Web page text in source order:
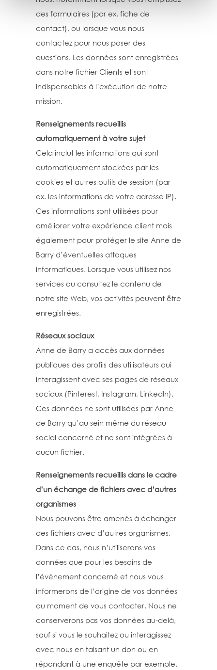
des formulaires (par ex. fiche de
contact), ou lorsque vous nous
contactez pour nous poser des
questions. Les données sont enregistrées
dans notre fichier Clients et sont
indispensables à l’exécution de notre
mission.
Renseignements recueillis
automatiquement à votre sujet
Cela inclut les informations qui sont
automatiquement stockées par les
cookies et autres outils de session (par
ex. les informations de votre adresse IP).
Ces informations sont utilisées pour
améliorer votre expérience client mais
également pour protéger le site Anne de
Barry d’éventuelles attaques
informatiques. Lorsque vous utilisez nos
services ou consultez le contenu de
notre site Web, vos activités peuvent être
enregistrées.
Réseaux sociaux
Anne de Barry a accès aux données
publiques des profils des utilisateurs qui
interagissent avec ses pages de réseaux
sociaux (Pinterest, Instagram, LinkedIn).
Ces données ne sont utilisées par Anne
de Barry qu’au sein même du réseau
social concerné et ne sont intégrées à
aucun fichier.
Renseignements recueillis dans le cadre
d’un échange de fichiers avec d’autres
organismes
Nous pouvons être amenés à échanger
des fichiers avec d’autres organismes.
Dans ce cas, nous n’utiliserons vos
données que pour les besoins de
l’événement concerné et nous vous
informerons de l’origine de vos données
au moment de vous contacter. Nous ne
conserverons pas vos données au-delà,
sauf si vous le souhaitez ou interagissez
avec nous en faisant un don ou en
répondant à une enquête par exemple.